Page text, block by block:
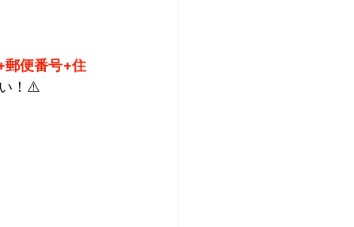
郵便番号+住
！⚠️